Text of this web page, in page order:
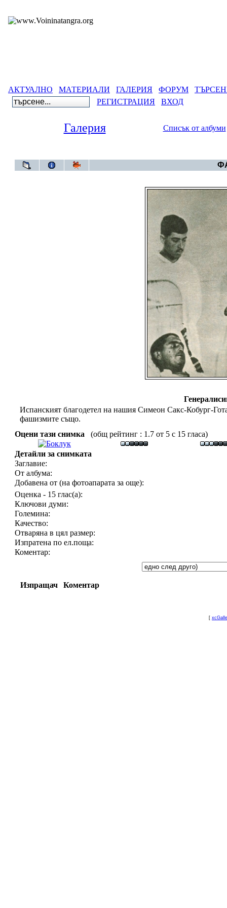
АКТУАЛНО МАТЕРИАЛИ ГАЛЕРИЯ ФОРУМ
РЕГИСТРАЦИЯ
ВХОД
Галерия Списък от албуми
Испанският благодетел на нашия Симеон Сакс-Кобург-
фашизмите също.
Оцени тази снимка
(общ рейтинг : 1.7 от 5 с 15 гласа)
Детайли за снимката
Заглавие:
От албума:
Добавена от (на фотоапарата за още):
Оценка - 15 глас(а):
Ключови думи:
Големина:
Качество:
Отваряна в цял размер:
Изпратена по ел.поща:
Коментар:
Изпращач Коментар
[